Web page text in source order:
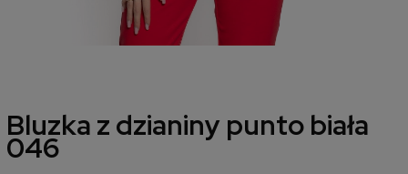
Bluzka z dzianiny punto biała
046